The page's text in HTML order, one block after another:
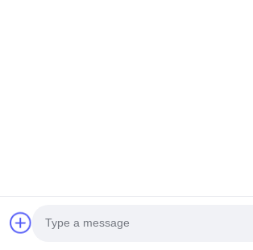
Shenzhen Yasan è stata fondata nel